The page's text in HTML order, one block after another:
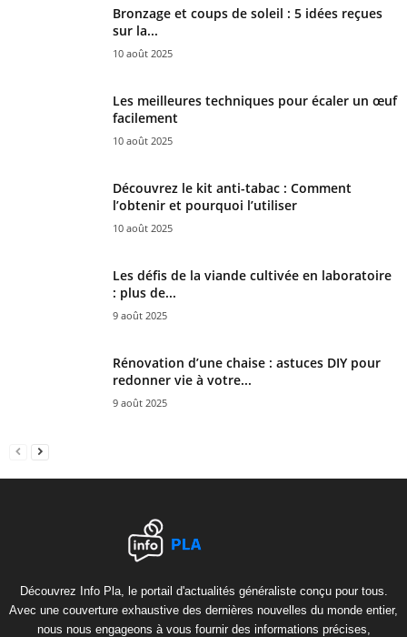
Bronzage et coups de soleil : 5 idées reçues
sur la...
10 août 2025
Les meilleures techniques pour écaler un œuf
facilement
10 août 2025
Découvrez le kit anti-tabac : Comment
l’obtenir et pourquoi l’utiliser
10 août 2025
Les défis de la viande cultivée en laboratoire
: plus de...
9 août 2025
Rénovation d’une chaise : astuces DIY pour
redonner vie à votre...
9 août 2025
Découvrez Info Pla, le portail d'actualités généraliste conçu pour tous.
Avec une couverture exhaustive des dernières nouvelles du monde entier,
nous nous engageons à vous fournir des informations précises,